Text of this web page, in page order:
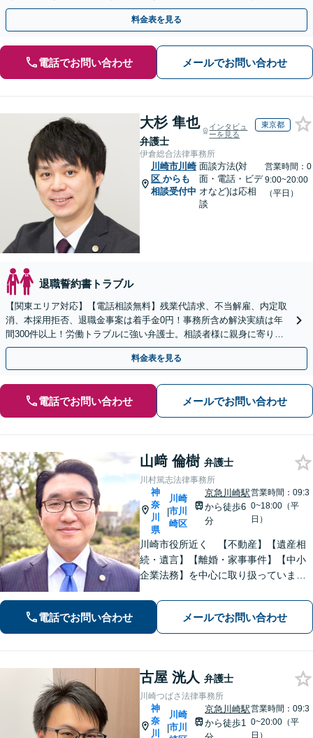
益と今後の事業成長を守り抜きます。
料金表を見る
電話でお問い合わせ メールでお問い合わせ
大杉 隼也
弁護士
インタビュ
ーを見る
東京都
伊倉総合法律事務所
川崎市川崎
区 からも
相談受付中
面談方法(対
面・電話・ビデ
オなど)は応相
談
営業時間：0
9:00~20:00
（平日）
退職誓約書トラブル
【関東エリア対応】【電話相談無料】残業代請求、不当解雇、内定取
消、本採用拒否、退職金事案は着手金0円！事務所含め解決実績は年
間300件以上！労働トラブルに強い弁護士。相談者様に親身に寄り添
い、ご納得のいただける解決を【休日・夜間相談OK】
料金表を見る
電話でお問い合わせ メールでお問い合わせ
山﨑 倫樹 弁護士
川村篤志法律事務所
神
奈
川
県
|
川崎
市川
崎区
京急川崎駅
から徒歩6
分
営業時間：09:3
0~18:00（平
日）
川崎市役所近く 【不動産】【遺産相
続・遺言】【離婚・家事事件】【中小
企業法務】を中心に取り扱っていま
す。ぜひご相談ください
電話でお問い合わせ メールでお問い合わせ
古屋 洸人 弁護士
川崎つばさ法律事務所
神
奈
川
|
川崎
市川
京急川崎駅
から徒歩1
営業時間：09:3
0~20:00（平
日）